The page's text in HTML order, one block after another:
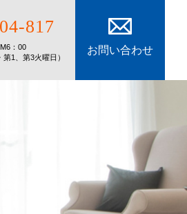
817
：00
第1、第3火曜日）
お問い合わせ